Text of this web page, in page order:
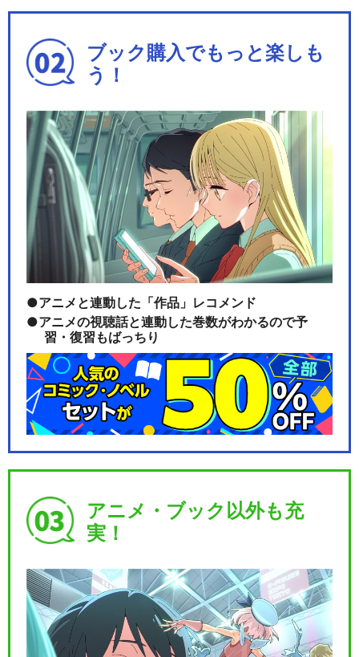
E…
劇場版アルゴナビス 流星のオ
ブリガート
劇場版アルゴナビス AXIA
BanG Dream! Argonavis 1…
BanG Dream! Argonavis 1…
BanG Dream! Argonavis 2…
MixChannel Presents ARG…
ブック購入でもっと楽しも
う！
アニメと連動した「作品」レコメンド
アニメの視聴話と連動した巻数がわかるので予
習・復習もばっちり
アニメ・ブック以外も充
実！